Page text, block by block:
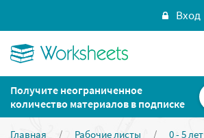
Вход
Получите неограниченное
количество материалов в подписке
Главная / Рабочие листы / 0 - 5 лет